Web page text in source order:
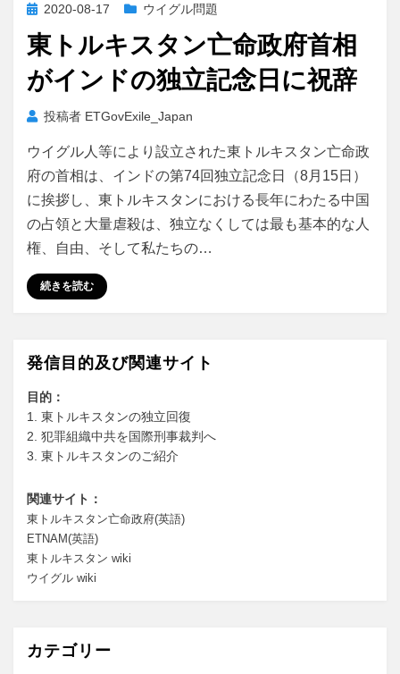
投
日:
2020-08-17 ウイグル問題
東トルキスタン亡命政府首相
がインドの独立記念日に祝辞
投稿者 ETGovExile_Japan
ウイグル人等により設立された東トルキスタン亡命政
府の首相は、インドの第74回独立記念日（8月15日）
に挨拶し、東トルキスタンにおける長年にわたる中国
の占領と大量虐殺は、独立なくしては最も基本的な人
権、自由、そして私たちの…
続きを読む
発信目的及び関連サイト
目的：
1. 東トルキスタンの独立回復
2. 犯罪組織中共を国際刑事裁判へ
3. 東トルキスタンのご紹介
関連サイト：
東トルキスタン亡命政府(英語)
ETNAM(英語)
東トルキスタン wiki
ウイグル wiki
カテゴリー